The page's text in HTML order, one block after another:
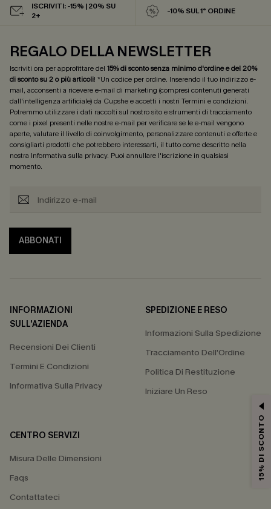
ISCRIVITI: -15% | 20% SU
2+
-10% SUL 1° ORDINE
REGALO DELLA NEWSLETTER
Iscriviti ora per approfittare del 15% di sconto senza minimo d'ordine e del 20%
di sconto su 2 o più articoli! *Un codice per ordine. Inserendo il tuo indirizzo e-
mail, acconsenti a ricevere e-mail di marketing (compresi contenuti generati
dall'intelligenza artificiale) da Cupshe e accetti i nostri Termini e condizioni.
Potremmo utilizzare i dati raccolti sul nostro sito e strumenti di tracciamento
come i pixel presenti nelle nostre e-mail per verificare se le e-mail vengono
aperte, valutare il livello di coinvolgimento, personalizzare contenuti e offerte e
consigliarti prodotti che potrebbero interessarti, il tutto come descritto nella
nostra Informativa sulla privacy. Puoi annullare l'iscrizione in qualsiasi
momento.
ABBONATI
INFORMAZIONI
SULL'AZIENDA
Recensioni Dei Clienti
Termini E Condizioni
Informativa Sulla Privacy
SPEDIZIONE E RESO
Informazioni Sulla Spedizione
Tracciamento Dell'Ordine
Politica Di Restituzione
Iniziare Un Reso
CENTRO SERVIZI
Misura Delle Dimensioni
Faqs
Contattateci
15% DI SCONTO